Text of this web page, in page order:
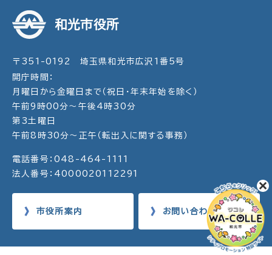
和光市役所
〒351-0192 埼玉県和光市広沢1番5号
開庁時間：
月曜日から金曜日まで（祝日・年末年始を除く）
午前9時00分～午後4時30分
第3土曜日
午前8時30分～正午（転出入に関する事務）
電話番号：048-464-1111
法人番号：4000020112291
市役所案内 お問い合わせ